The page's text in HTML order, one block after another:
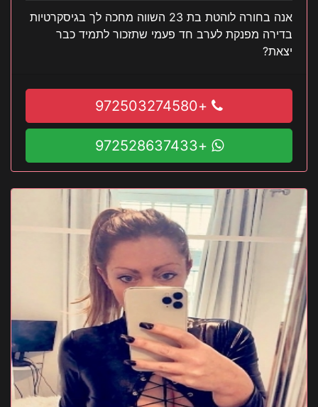
אנה בחורה לוהטת בת 23 השווה מחכה לך בגיסקרטיות
בדירה מפנקת לערב חד פעמי שתזכור לתמיד כבר
יצאת?
+972503274580
+972528637433